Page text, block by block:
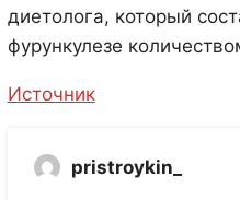
диетолога, который
фурункулезе
Источник
pristroykin_